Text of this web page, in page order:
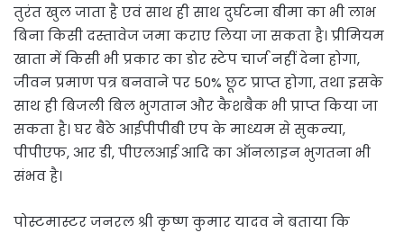
तुरंत खुल जाता है एवं साथ ही साथ दुर्घटना बीमा का भी लाभ
बिना किसी दस्तावेज जमा कराए लिया जा सकता है। प्रीमियम
खाता में किसी भी प्रकार का डोर स्टेप चार्ज नहीं देना होगा,
जीवन प्रमाण पत्र बनवाने पर 50% छूट प्राप्त होगा, तथा इसके
साथ ही बिजली बिल भुगतान और कैशबैक भी प्राप्त किया जा
सकता है। घर बैठे आईपीपीबी एप के माध्यम से सुकन्या,
पीपीएफ, आर डी, पीएलआई आदि का ऑनलाइन भुगतना भी
संभव है।
पोस्टमास्टर जनरल श्री कृष्ण कुमार यादव ने बताया कि